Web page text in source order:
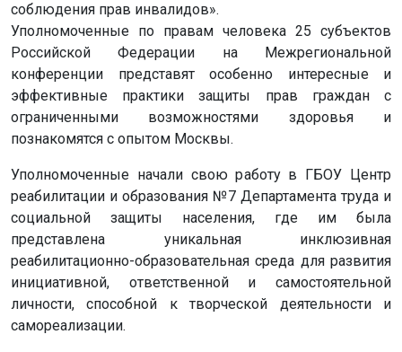
соблюдения прав инвалидов».
Уполномоченные по правам человека 25 субъектов
Российской Федерации на Межрегиональной
конференции представят особенно интересные и
эффективные практики защиты прав граждан с
ограниченными возможностями здоровья и
познакомятся с опытом Москвы.
Уполномоченные начали свою работу в ГБОУ Центр
реабилитации и образования №7 Департамента труда и
социальной защиты населения, где им была
представлена уникальная инклюзивная
реабилитационно-образовательная среда для развития
инициативной, ответственной и самостоятельной
личности, способной к творческой деятельности и
самореализации.